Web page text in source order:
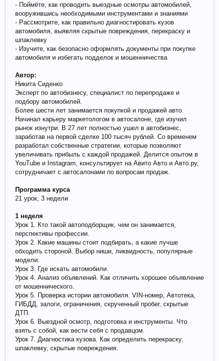
- Поймёте, как проводить выездные осмотры автомобилей,
вооружившись необходимыми инструментами и знаниями
- Рассмотрите, как правильно диагностировать кузов
автомобиля, выявляя скрытые повреждения, перекраску и
шпаклевку
- Изучите, как безопасно оформлять документы при покупке
автомобиля и избегать подделок и мошенничества
Автор:
Никита Сиденко
Эксперт по автобизнесу, специалист по перепродаже и
подбору автомобилей.
Более шести лет занимается покупкой и продажей авто.
Начинал карьеру маркетологом в автосалоне, где изучил
рынок изнутри. В 27 лет полностью ушел в автобизнес,
заработав на первой сделке 100 тысяч рублей. Со временем
разработал собственные стратегии, которые позволяют
увеличивать прибыль с каждой продажей. Делится опытом в
YouTube и Instagram, консультирует на Авито Авто и Авто.ру,
сотрудничает с автосалонами по вопросам продаж.
Программа курса
21 урок, 3 недели
1 неделя
Урок 1. Кто такой автоподборщик, чем он занимается,
перспективы профессии.
Урок 2. Какие машины стоит подбирать, а какие лучше
обходить стороной. Выбор ниши, ликвидность, популярные
модели.
Урок 3. Где искать автомобили.
Урок 4. Анализ объявлений. Как отличить хорошее объявление
от мошеннического.
Урок 5. Проверка истории автомобиля. VIN-номер, Автотека,
ГИБДД, залоги, ограничения, скрученный пробег, скрытые
ДТП.
Урок 6. Выездной осмотр, подготовка и инструменты. Что
взять с собой, как вести себя с продавцом.
Урок 7. Диагностика кузова. Как определить перекраску,
шпаклевку, скрытые повреждения.